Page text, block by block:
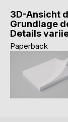
3D-Ansicht
Grundlage
Details
Paperback